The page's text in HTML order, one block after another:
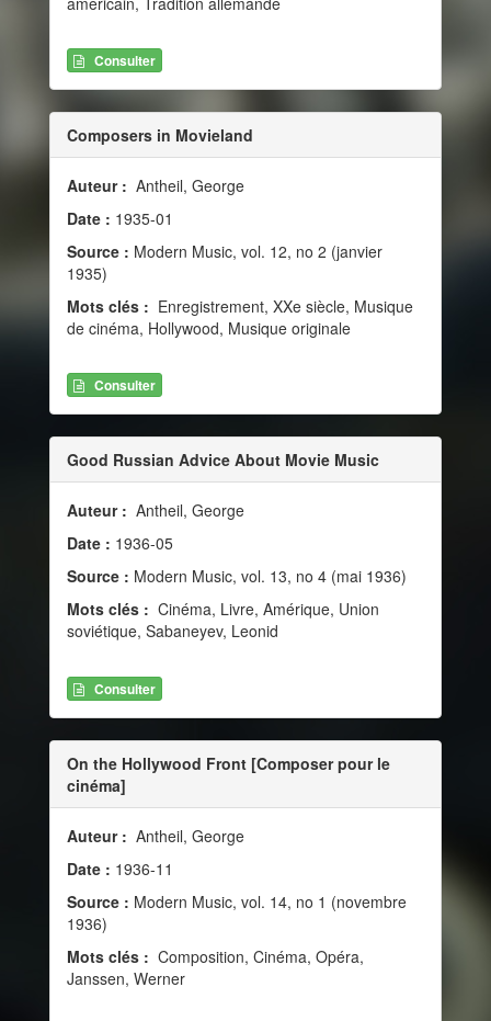
Consulter
Composers in Movieland
Auteur : Antheil, George
Date : 1935-01
Source : Modern Music, vol. 12, no 2 (janvier
1935)
Mots clés : Enregistrement, XXe siècle, Musique
de cinéma, Hollywood, Musique originale
Consulter
Good Russian Advice About Movie Music
Auteur : Antheil, George
Date : 1936-05
Source : Modern Music, vol. 13, no 4 (mai 1936)
Mots clés : Cinéma, Livre, Amérique, Union
soviétique, Sabaneyev, Leonid
Consulter
On the Hollywood Front [Composer pour le
cinéma]
Auteur : Antheil, George
Date : 1936-11
Source : Modern Music, vol. 14, no 1 (novembre
1936)
Mots clés : Composition, Cinéma, Opéra,
Janssen, Werner